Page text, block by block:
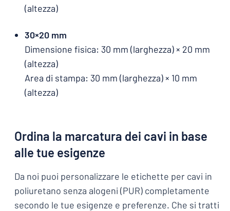
(altezza)
30×20 mm
Dimensione fisica: 30 mm (larghezza) × 20 mm
(altezza)
Area di stampa: 30 mm (larghezza) × 10 mm
(altezza)
Ordina la marcatura dei cavi in base
alle tue esigenze
Da noi puoi personalizzare le etichette per cavi in
poliuretano senza alogeni (PUR) completamente
secondo le tue esigenze e preferenze. Che si tratti